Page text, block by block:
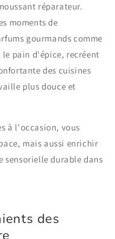
réparateur.
moments de
gourmands comme
pain d'épice, recréent
des cuisines
plus douce et
à l'occasion, vous
mais aussi enrichir
sensorielle durable dans
des